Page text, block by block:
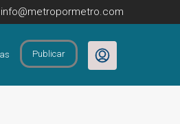
info@metropormetro.com
Publicar